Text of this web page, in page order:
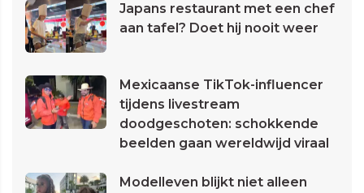
Japans restaurant met een chef
aan tafel? Doet hij nooit weer
Mexicaanse TikTok-influencer
tijdens livestream
doodgeschoten: schokkende
beelden gaan wereldwijd viraal
Modelleven blijkt niet alleen